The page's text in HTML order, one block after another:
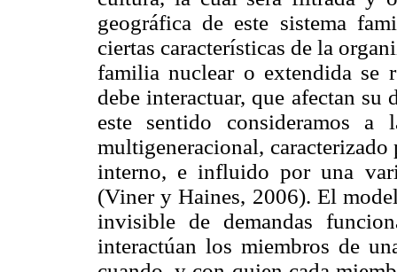
geográfica de este sistema
ciertas características de la
familia nuclear o extendida se
debe interactuar, que afectan
este sentido consideramos
multigeneracional,
interno, e influido por una
(Viner y Haines, 2006). El
invisible de demandas
interactúan los miembros de